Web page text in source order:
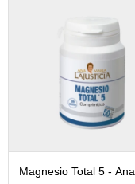
Magnesio Total 5 - Ana